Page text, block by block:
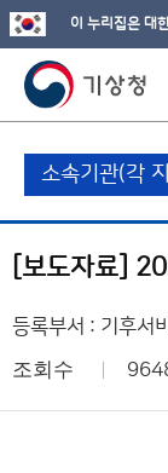
이 누리집은 대
소속기관(각
[보도자료]
등록부서 : 기후서
조회수